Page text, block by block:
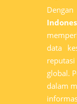
data
global.
dalam